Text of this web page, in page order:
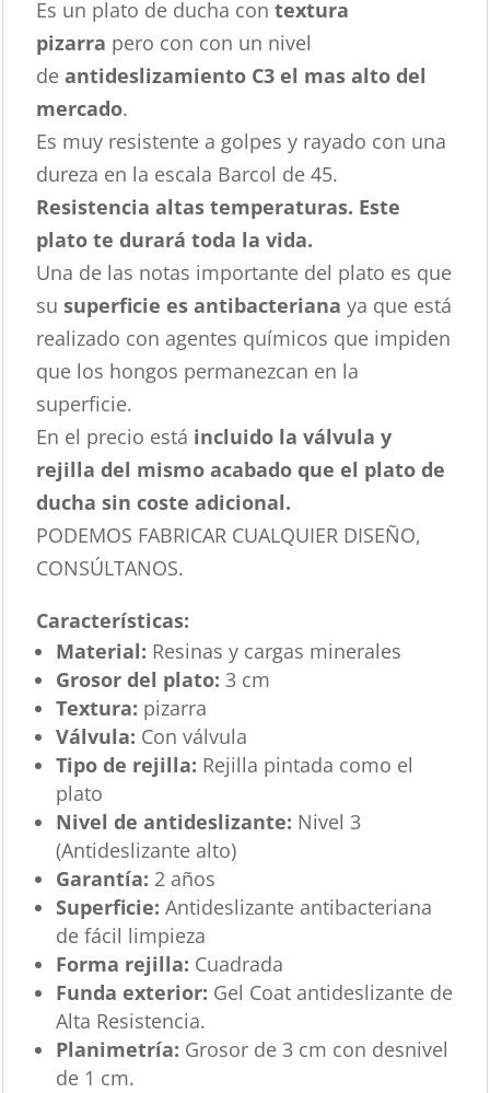
Es un plato de ducha con textura
pizarra pero con con un nivel
deantideslizamiento C3 el mas alto del
mercado.
Es muy resistente a golpes y rayado con una
dureza en la escala Barcol de 45.
Resistencia altas temperaturas. Este
plato te durará toda la vida.
Una de las notas importante del plato es que
susuperficie es antibacterianaya que está
realizado con agentes químicos que impiden
que los hongos permanezcan en la
superficie.
En el precio está incluido la válvula y
rejilla del mismo acabado que el plato de
ducha sin coste adicional.
PODEMOS FABRICAR CUALQUIER DISEÑO,
CONSÚLTANOS.
Características:
Material: Resinas y cargas minerales
Grosor del plato: 3 cm
Textura: pizarra
Válvula: Con válvula
Tipo de rejilla: Rejilla pintada como el
plato
Nivel de antideslizante: Nivel 3
(Antideslizante alto)
Garantía: 2 años
Superficie: Antideslizante antibacteriana
de fácil limpieza
Forma rejilla: Cuadrada
Funda exterior: Gel Coat antideslizante de
Alta Resistencia.
Planimetría: Grosor de 3 cm con desnivel
de 1 cm.